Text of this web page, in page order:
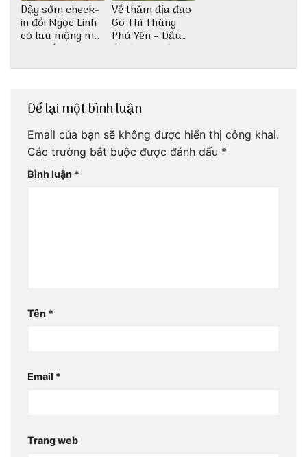
Dậy sớm check-
in đồi Ngọc Linh
cỏ lau mộng mơ
tại Huế nè bạn
Về thăm địa đạo
Gò Thì Thùng
Phú Yên – Dấu
ấn lịch sử còn
Để lại một bình luận
Email của bạn sẽ không được hiển thị công khai.
Các trường bắt buộc được đánh dấu *
Bình luận *
Tên *
Email *
Trang web